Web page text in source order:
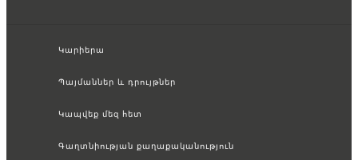
Կարիերա
Պայմաններ և դրույթներ
Կապվեք մեզ հետ
Գաղտնիության քաղաքականություն